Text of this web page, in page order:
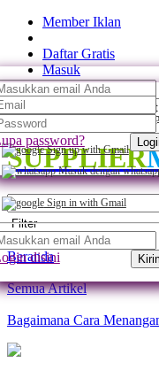
Member Iklan
Daftar Gratis
Daftar dengan whatsapp
Sign up with Gmail
Masuk
password?
Masuk dengan
Sign in with Gmail
disini
SUPPLIER
Filter
Beranda
Semua Artikel
Bagaimana Cara